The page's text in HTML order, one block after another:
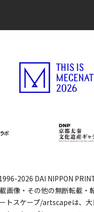
2026 DAI NIPPON
画像・その他の無断転載・
トスケープ/artscapeは、大